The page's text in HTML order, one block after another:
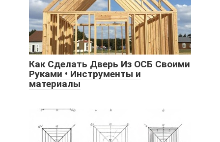
Как Сделать Дверь Из ОСБ Своими
Руками • Инструменты и
материалы